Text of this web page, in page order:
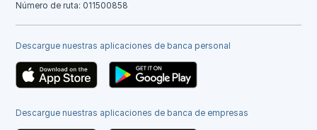
Número de ruta: 011500858
Descargue nuestras aplicaciones de banca personal
Descargue nuestras aplicaciones de banca de empresas